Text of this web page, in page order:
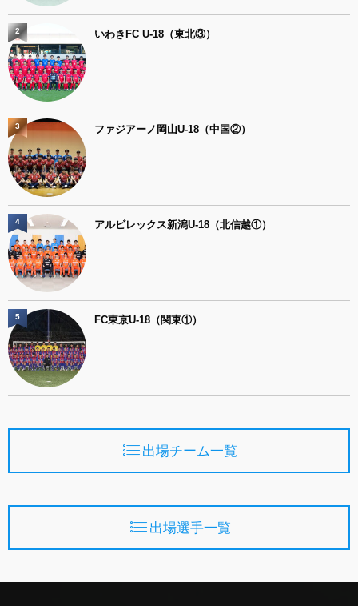
いわきFC U-18（東北③）
2
ファジアーノ岡山U-18（中国②）
3
アルビレックス新潟U-18（北信越①）
4
FC東京U-18（関東①）
5
出場チーム一覧
出場選手一覧